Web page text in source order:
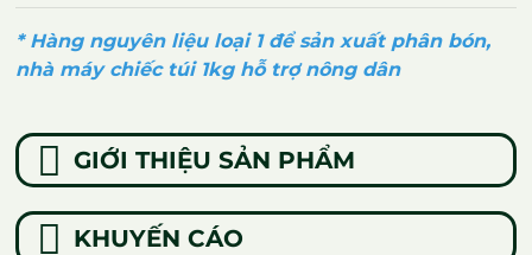
* Hàng nguyên liệu loại 1 để sản xuất phân bón,
nhà máy chiếc túi 1kg hỗ trợ nông dân
GIỚI THIỆU SẢN PHẨM
KHUYẾN CÁO